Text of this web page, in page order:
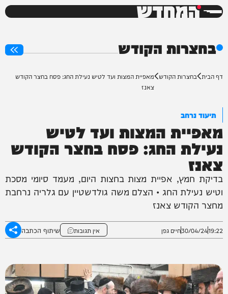
המחדש
בחצרות הקודש
דף הבית בחצרות הקודש מאפיית המצות ועד לטיש נעילת החג: פסח בחצר הקודש
צאנז
תיעוד נרחב
מאפיית המצות ועד לטיש
נעילת החג: פסח בחצר הקודש
צאנז
בדיקת חמץ, אפיית מצות בחצות היום, מעמד סיומי מסכת
וטיש נעילת החג • הצלם משה גולדשטיין עם גלריה נרחבת
מחצר הקודש צאנז
19:22
30/04/24חיים גפן אין תגובות שיתוף הכתבה